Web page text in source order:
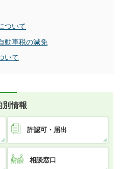
ついて
動車税の減免
いて
別情報
許認可・届出
相談窓口